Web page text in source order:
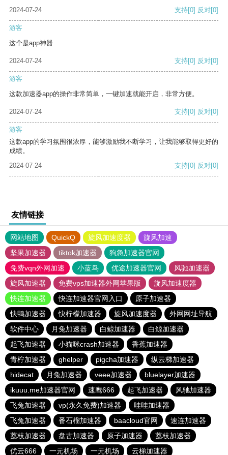
2024-07-24 支持[0] 反对[0]
游客
这个是app神器
2024-07-24 支持[0] 反对[0]
游客
这款加速器app的操作非常简单，一键加速就能开启，非常方便。
2024-07-24 支持[0] 反对[0]
游客
这款app的学习氛围很浓厚，能够激励我不断学习，让我能够取得更好的
成绩。
2024-07-24
支持[0] 反对[0]
友情链接
网站地图 QuickQ 旋风加速度器
旋风加速
坚果加速器
tiktok加速器
狗急加速器官网
免费vqn外网加速
小蓝鸟 优途加速器官网
风驰加速器
旋风加速器
免费vps加速器外网苹果版
旋风加速度器
快连加速器
快连加速器官网入口
原子加速器
快鸭加速器
快柠檬加速器 旋风加速度器
外网网址导航
软件中心
月兔加速器 白鲸加速器
白鲸加速器
起飞加速器
小猫咪crash加速器
香蕉加速器
青柠加速器
ghelper pigcha加速器
纵云梯加速器
hidecat
月兔加速器 veee加速器
bluelayer加速器
ikuuu.me加速器官网
速鹰666 起飞加速器
风驰加速器
飞兔加速器
vp(永久免费)加速器
哇哇加速器
飞兔加速器
番石榴加速器 baacloud官网
速连加速器
荔枝加速器
盘古加速器 原子加速器
荔枝加速器
优云666
一元机场 一元机场 云梯加速器